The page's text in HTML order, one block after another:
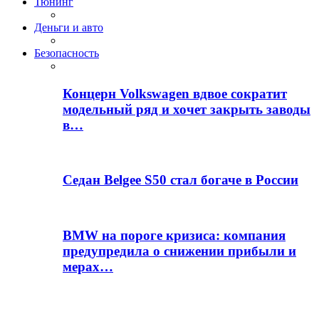
Деньги и авто
Безопасность
Концерн Volkswagen вдвое сократит
модельный ряд и хочет закрыть заводы
в…
Седан Belgee S50 стал богаче в России
BMW на пороге кризиса: компания
предупредила о снижении прибыли и
мерах…